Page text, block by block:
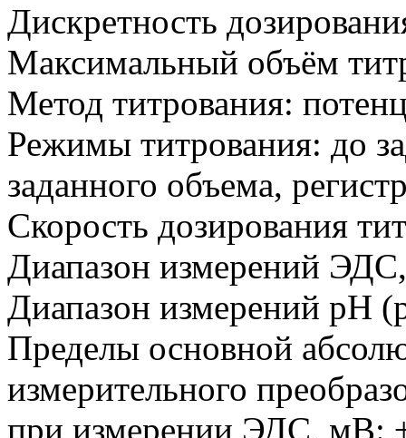
Дискретность
Максимальный объём
Метод титрования:
Режимы титрования: до
заданного объема,
Скорость дозирования
Диапазон измерений
Диапазон измерений рН
Пределы основной
измерительного
при измерении ЭДС, мВ: